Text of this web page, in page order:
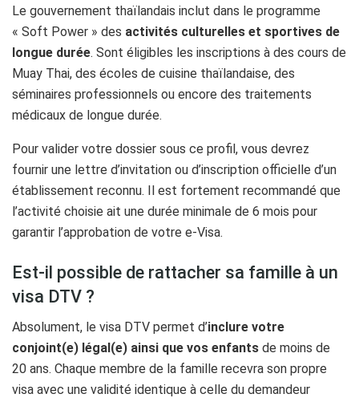
Le gouvernement thaïlandais inclut dans le programme
« Soft Power » des activités culturelles et sportives de
longue durée. Sont éligibles les inscriptions à des cours de
Muay Thai, des écoles de cuisine thaïlandaise, des
séminaires professionnels ou encore des traitements
médicaux de longue durée.
Pour valider votre dossier sous ce profil, vous devrez
fournir une lettre d’invitation ou d’inscription officielle d’un
établissement reconnu. Il est fortement recommandé que
l’activité choisie ait une durée minimale de 6 mois pour
garantir l’approbation de votre e-Visa.
Est-il possible de rattacher sa famille à un
visa DTV ?
Absolument, le visa DTV permet d’inclure votre
conjoint(e) légal(e) ainsi que vos enfants de moins de
20 ans. Chaque membre de la famille recevra son propre
visa avec une validité identique à celle du demandeur